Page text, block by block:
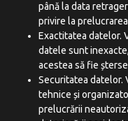
până la data
privire la
Exactitatea datelor.
datele sunt
acestea să fie
Securitatea datelor.
tehnice și
prelucrării